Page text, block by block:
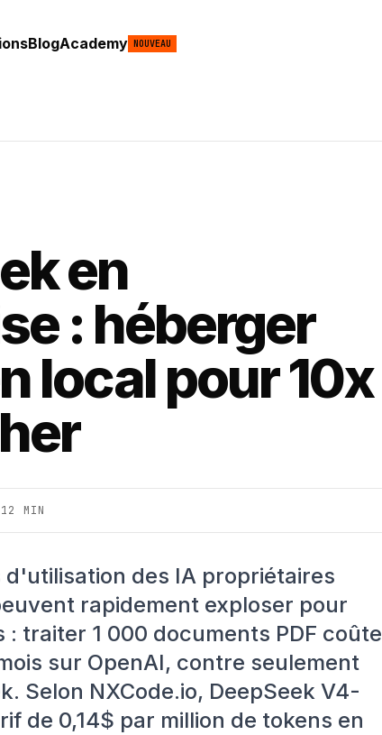
BlogAcademy NOUVEAU
en
: héberger
local pour 10x
12 MIN
d'utilisation des IA propriétaires
rapidement exploser pour
: traiter 1 000 documents PDF coûte
sur OpenAI, contre seulement
Selon NXCode.io, DeepSeek V4-
de 0,14$ par million de tokens en